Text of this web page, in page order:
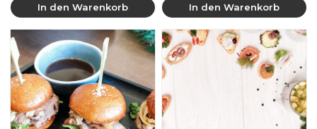
In den Warenkorb In den Warenkorb